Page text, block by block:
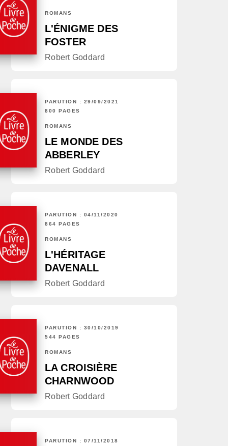
ROMANS
L'ÉNIGME DES
FOSTER
Robert Goddard
PARUTION : 29/09/2021
800 PAGES
ROMANS
LE MONDE DES
ABBERLEY
Robert Goddard
PARUTION : 04/11/2020
864 PAGES
ROMANS
L'HÉRITAGE
DAVENALL
Robert Goddard
PARUTION : 30/10/2019
544 PAGES
ROMANS
LA CROISIÈRE
CHARNWOOD
Robert Goddard
PARUTION : 07/11/2018